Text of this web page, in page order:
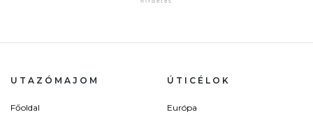
UTAZÓMAJOM
Főoldal
ÚTICÉLOK
Európa